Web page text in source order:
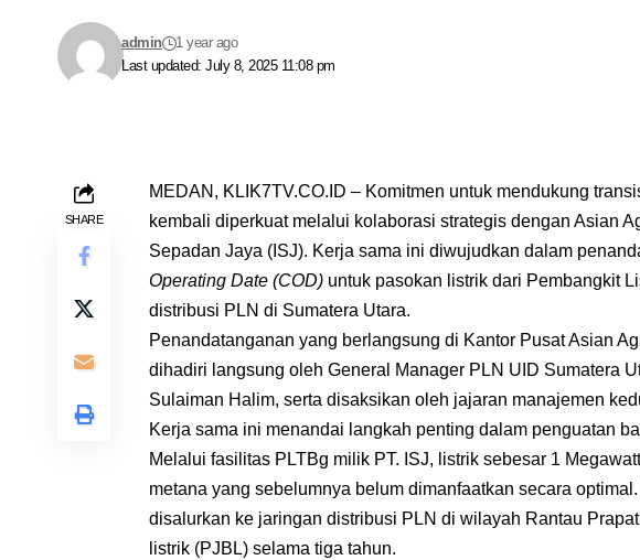
Last updated: July 8, 2025 11:08 pm
admin 1 year ago
SHARE
MEDAN, KLIK7TV.CO.ID – Komitmen untuk mendukung
kembali diperkuat melalui kolaborasi strategis dengan Asian
Sepadan Jaya (ISJ). Kerja sama ini diwujudkan dalam
Operating Date (COD) untuk pasokan listrik dari Pembangkit
distribusi PLN di Sumatera Utara.
Penandatanganan yang berlangsung di Kantor Pusat Asian
dihadiri langsung oleh General Manager PLN UID Sumatera
Sulaiman Halim, serta disaksikan oleh jajaran manajemen
Kerja sama ini menandai langkah penting dalam penguatan
Melalui fasilitas PLTBg milik PT. ISJ, listrik sebesar 1
metana yang sebelumnya belum dimanfaatkan secara
disalurkan ke jaringan distribusi PLN di wilayah Rantau
listrik (PJBL) selama tiga tahun.